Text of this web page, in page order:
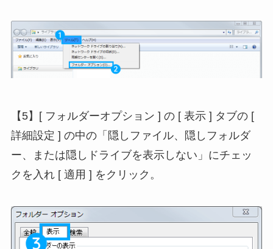
【5】[ フォルダーオプション ] の [ 表示 ] タブの [
詳細設定 ] の中の「隠しファイル、隠しフォルダ
ー、または隠しドライブを表示しない」にチェッ
クを入れ [ 適用 ] をクリック。